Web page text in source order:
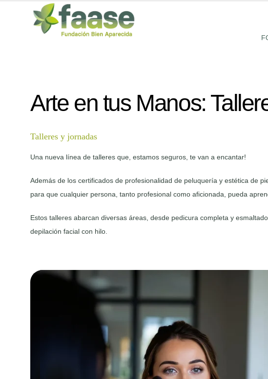
Arte en tus Manos:
Talleres y jornadas
Una nueva línea de talleres que, estamos seguros, te van a encantar!
Además de los certificados de profesionalidad de peluquería y estética de
para que cualquier persona, tanto profesional como aficionada, pueda
Estos talleres abarcan diversas áreas, desde pedicura completa y
depilación facial con hilo.